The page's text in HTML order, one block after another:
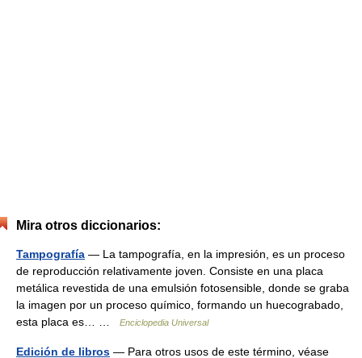
Mira otros diccionarios:
Tampografía — La tampografía, en la impresión, es un proceso
de reproducción relativamente joven. Consiste en una placa
metálica revestida de una emulsión fotosensible, donde se graba
la imagen por un proceso químico, formando un huecograbado,
esta placa es… …
Enciclopedia Universal
Edición de libros — Para otros usos de este término, véase